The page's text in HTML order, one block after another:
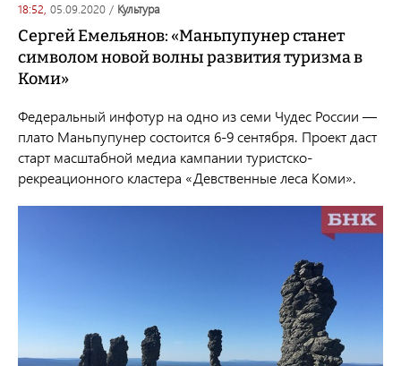
18:52, 05.09.2020 / культура
Сергей Емельянов: «Маньпупунер станет
символом новой волны развития туризма в
Коми»
Федеральный инфотур на одно из семи Чудес России —
плато Маньпупунер состоится 6-9 сентября. Проект даст
старт масштабной медиа кампании туристско-
рекреационного кластера «Девственные леса Коми».